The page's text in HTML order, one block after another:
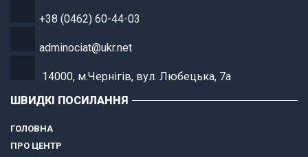
+38 (0462) 60-44-03
adminociat@ukr.net
14000, м.Чернігів, вул. Любецька, 7а
ШВИДКІ ПОСИЛАННЯ
ГОЛОВНА
ПРО ЦЕНТР